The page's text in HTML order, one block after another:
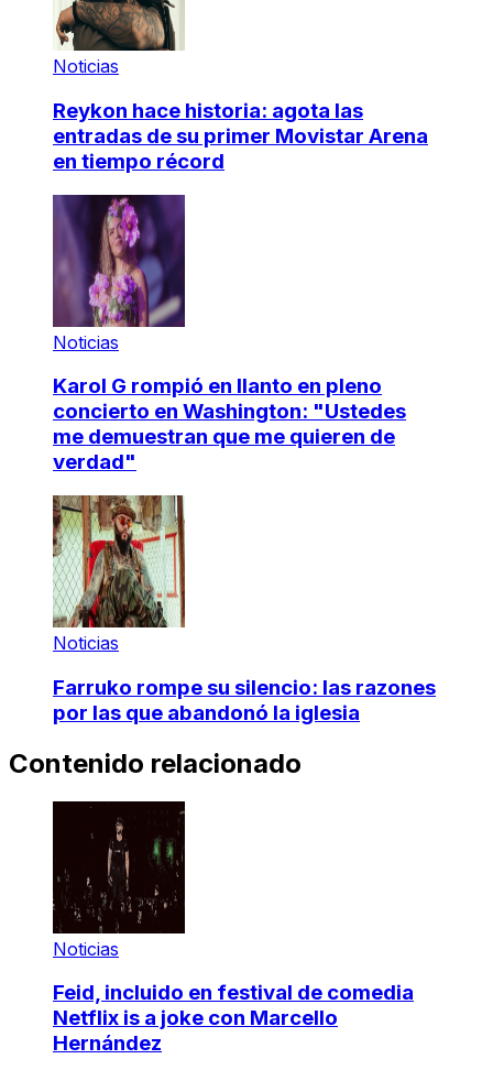
Noticias
Reykon hace historia: agota las
entradas de su primer Movistar Arena
en tiempo récord
Noticias
Karol G rompió en llanto en pleno
concierto en Washington: "Ustedes
me demuestran que me quieren de
verdad"
Noticias
Farruko rompe su silencio: las razones
por las que abandonó la iglesia
Contenido relacionado
Noticias
Feid, incluido en festival de comedia
Netflix is a joke con Marcello
Hernández